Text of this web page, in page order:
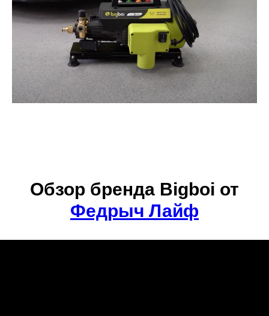
Обзор бренда Bigboi от
Федрыч Лайф